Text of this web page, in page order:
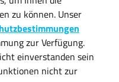
zu können. Unser
zur Verfügung.
einverstanden sein
nicht zur